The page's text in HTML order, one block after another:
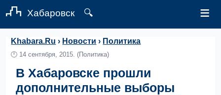
Хабаровск 🔍 ≡
Khabara.Ru › Новости › Политика
🕛 14 сентября, 2015. (Политика)
В Хабаровске прошли
дополнительные выборы